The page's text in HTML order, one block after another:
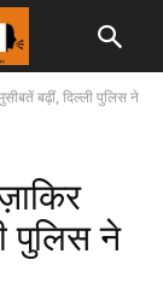
बढ़ीं, दिल्ली पुलिस ने
पुलिस ने